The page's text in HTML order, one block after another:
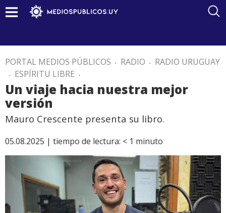
PORTAL MEDIOS PÚBLICOS . RADIO . RADIO URUGUAY
. ESPÍRITU LIBRE .
Un viaje hacia nuestra mejor
versión
Mauro Crescente presenta su libro.
05.08.2025 | tiempo de lectura: < 1 minuto